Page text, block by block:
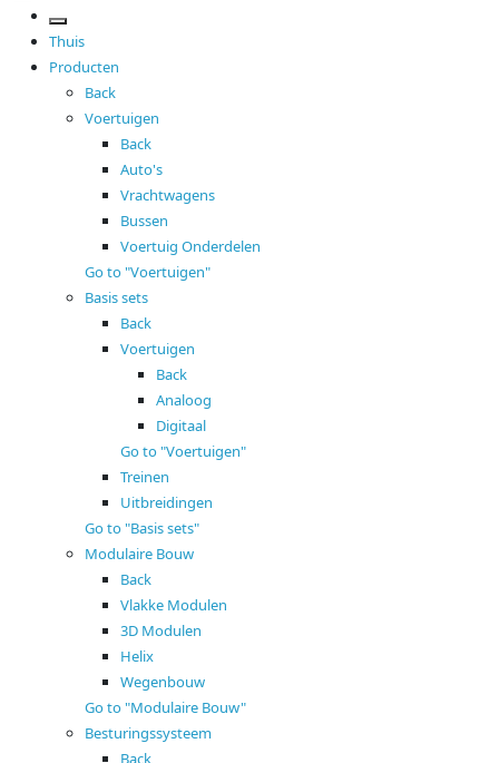
Thuis
Producten
Back
Voertuigen
Back
Auto's
Vrachtwagens
Bussen
Voertuig Onderdelen
Go to "Voertuigen"
Basis sets
Back
Voertuigen
Back
Analoog
Digitaal
Go to "Voertuigen"
Treinen
Uitbreidingen
Go to "Basis sets"
Modulaire Bouw
Back
Vlakke Modulen
3D Modulen
Helix
Wegenbouw
Go to "Modulaire Bouw"
Besturingssysteem
Back